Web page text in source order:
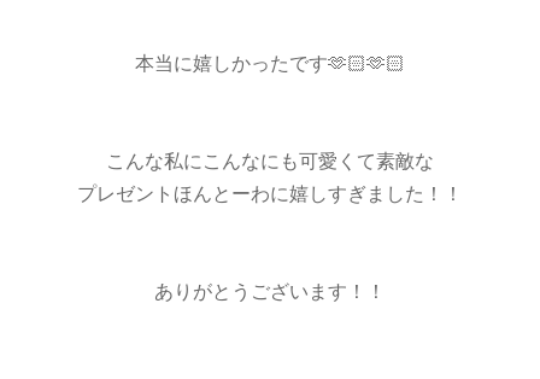
本当に嬉しかったです🫶🏻🫶🏻
こんな私にこんなにも可愛くて素敵な
プレゼントほんとーわに嬉しすぎました！！
ありがとうございます！！